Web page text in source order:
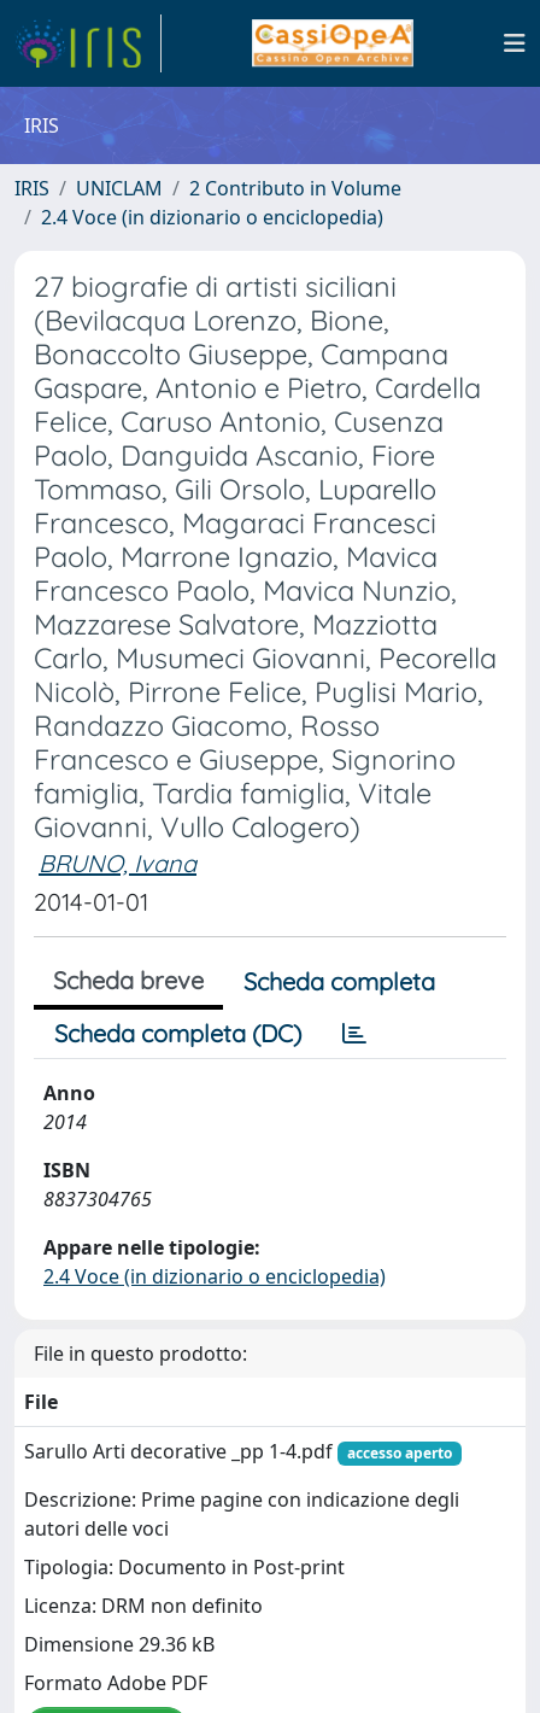
IRIS
IRIS UNICLAM
2 Contributo in Volume
2.4 Voce (in dizionario o enciclopedia)
27 biografie di artisti siciliani
(Bevilacqua Lorenzo, Bione,
Bonaccolto Giuseppe, Campana
Gaspare, Antonio e Pietro, Cardella
Felice, Caruso Antonio, Cusenza
Paolo, Danguida Ascanio, Fiore
Tommaso, Gili Orsolo, Luparello
Francesco, Magaraci Francesci
Paolo, Marrone Ignazio, Mavica
Francesco Paolo, Mavica Nunzio,
Mazzarese Salvatore, Mazziotta
Carlo, Musumeci Giovanni, Pecorella
Nicolò, Pirrone Felice, Puglisi Mario,
Randazzo Giacomo, Rosso
Francesco e Giuseppe, Signorino
famiglia, Tardia famiglia, Vitale
Giovanni, Vullo Calogero)
BRUNO, Ivana
2014-01-01
Scheda breve
Scheda completa
Scheda completa (DC)
Anno
2014
ISBN
8837304765
Appare nelle tipologie:
2.4 Voce (in dizionario o enciclopedia)
File in questo prodotto:
File
Sarullo Arti decorative _pp 1-4.pdf
accesso aperto
Descrizione: Prime pagine con indicazione degli
autori delle voci
Tipologia: Documento in Post-print
Licenza: DRM non definito
Dimensione 29.36 kB
Formato Adobe PDF